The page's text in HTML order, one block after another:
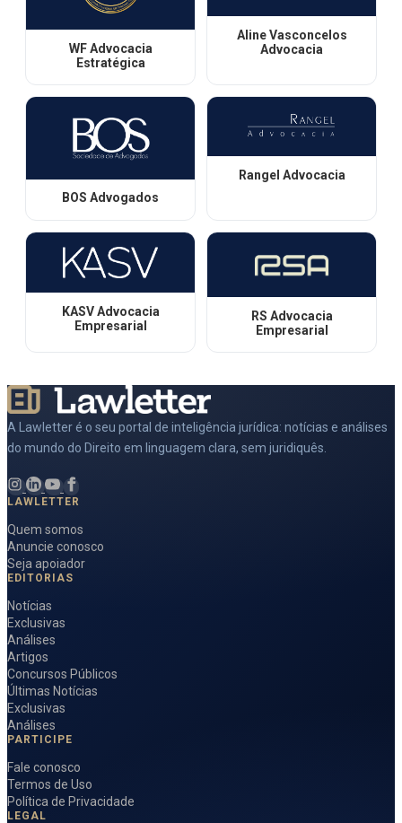
WF Advocacia
Estratégica
Aline Vasconcelos
Advocacia
BOS Advogados
Rangel Advocacia
KASV Advocacia
Empresarial
RS Advocacia
Empresarial
A Lawletter é o seu portal de inteligência jurídica: notícias e análises
do mundo do Direito em linguagem clara, sem juridiquês.
LAWLETTER
Quem somos
Anuncie conosco
Seja apoiador
EDITORIAS
Notícias
Exclusivas
Análises
Artigos
Concursos Públicos
Últimas Notícias
Exclusivas
Análises
PARTICIPE
Fale conosco
Termos de Uso
Política de Privacidade
LEGAL